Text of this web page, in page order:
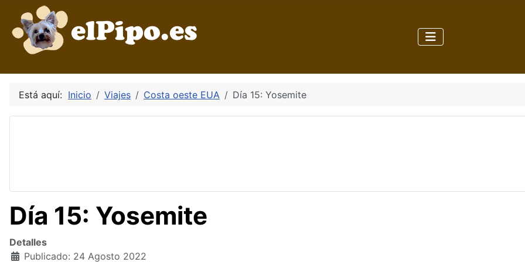
Está aquí: Inicio Viajes Costa oeste EUA Día 15: Yosemite
Día 15: Yosemite
Detalles
Publicado: 24 Agosto 2022